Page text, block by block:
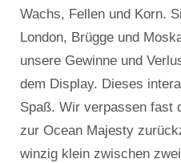
Wachs, Fellen und Korn.
London, Brügge und
unsere Gewinne und
dem Display. Dieses
Spaß. Wir verpassen fast
zur Ocean Majesty
winzig klein zwischen